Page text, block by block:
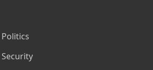
Politics
Security